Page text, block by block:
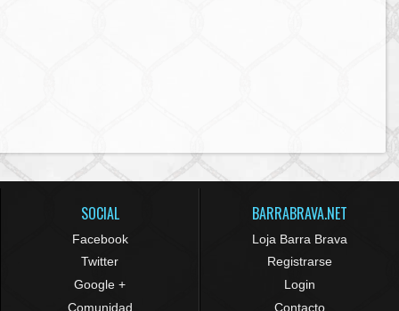
SOCIAL
Facebook
Twitter
Google +
Comunidad
BARRABRAVA.NET
Loja Barra Brava
Registrarse
Login
Contacto